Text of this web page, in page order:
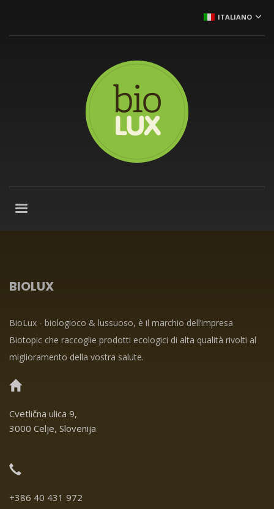
ITALIANO
BIOLUX
BioLux - biologioco & lussuoso, è il marchio dell’impresa
Biotopic che raccoglie prodotti ecologici di alta qualità rivolti al
miglioramento della vostra salute.
Cvetlična ulica 9,
3000 Celje, Slovenija
+386 40 431 972